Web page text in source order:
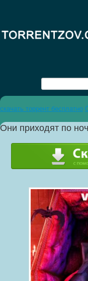
скачать торрент бесплатно
Они приходят по